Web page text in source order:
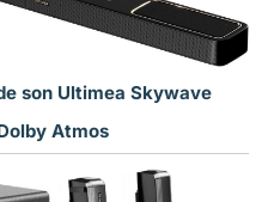
son Ultimea Skywave
Atmos